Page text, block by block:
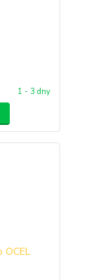
1 - 3 dny